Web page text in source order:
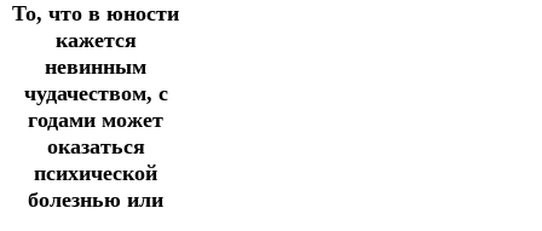
То, что в юности
кажется
невинным
чудачеством, с
годами может
оказаться
психической
болезнью или